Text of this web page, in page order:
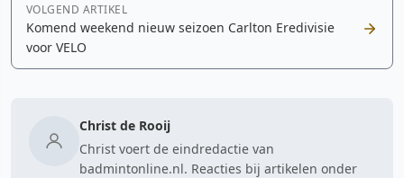
VOLGEND ARTIKEL
Komend weekend nieuw seizoen Carlton Eredivisie
voor VELO
Christ de Rooij
Christ voert de eindredactie van
badmintonline.nl. Reacties bij artikelen onder